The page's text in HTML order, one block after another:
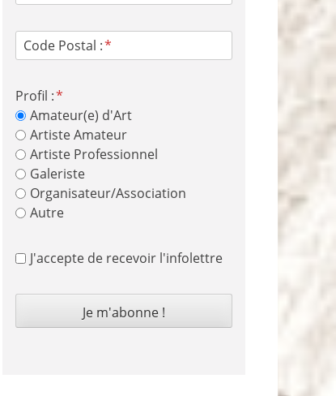
Code Postal :
Profil :
Amateur(e) d'Art
Artiste Amateur
Artiste Professionnel
Galeriste
Organisateur/Association
Autre
J'accepte de recevoir l'infolettre